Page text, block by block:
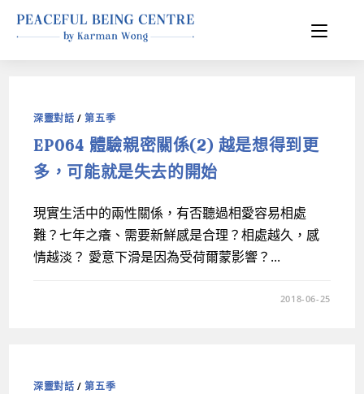
深靈對話 /第五季
EP064 體驗親密關係(2) 越是想得到更
多，可能就是失去的開始
現實生活中的兩性關係，有否聽過相愛容易相處
難？七年之癢、需要新鮮感是合理？相處越久，感
情越淡？ 愛意下滑是因為受荷爾蒙影響？...
2018-06-25
深靈對話 /第五季